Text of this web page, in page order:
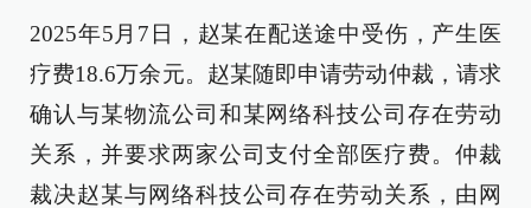
2025年5月7日，赵某在配送途中受伤，产生医
疗费18.6万余元。赵某随即申请劳动仲裁，请求
确认与某物流公司和某网络科技公司存在劳动
关系，并要求两家公司支付全部医疗费。仲裁
裁决赵某与网络科技公司存在劳动关系，由网